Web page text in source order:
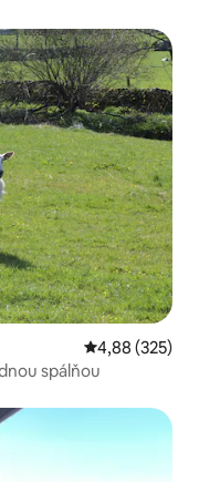
Priemerné
4,88 (325)
spálňou